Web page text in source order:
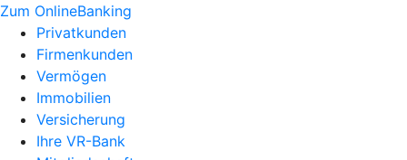
Zum OnlineBanking
Privatkunden
Firmenkunden
Vermögen
Immobilien
Versicherung
Ihre VR-Bank